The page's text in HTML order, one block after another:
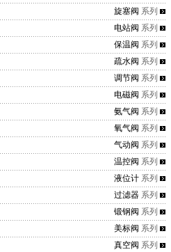
旋塞阀 系列
电站阀 系列
保温阀 系列
疏水阀 系列
调节阀 系列
电磁阀 系列
氨气阀 系列
氧气阀 系列
气动阀 系列
温控阀 系列
液位计 系列
过滤器 系列
锻钢阀 系列
美标阀 系列
真空阀 系列